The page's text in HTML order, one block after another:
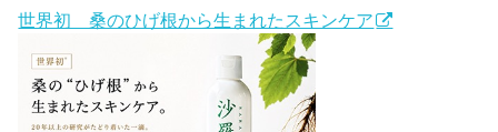
世界初 桑のひげ根から生まれたスキンケア